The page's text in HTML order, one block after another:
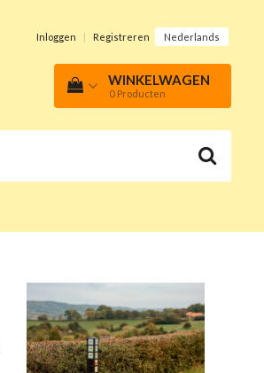
Inloggen | Registreren Nederlands
WINKELWAGEN
0 Producten